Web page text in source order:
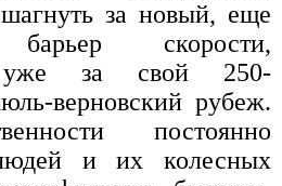
за новый, еще
барьер скорости,
уже за свой 250-
верновский рубеж.
постоянно
и их колесных